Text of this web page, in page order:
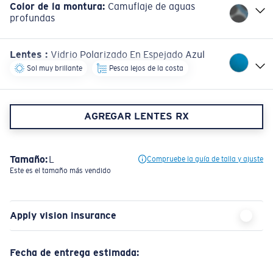
Color de la montura: Camuflaje de aguas
profundas
Lentes : Vidrio Polarizado En Espejado Azul
Sol muy brillante Pesca lejos de la costa
AGREGAR LENTES RX
Tamaño:L
Compruebe la guía de talla y ajuste
Este es el tamaño más vendido
Apply vision insurance
Fecha de entrega estimada: